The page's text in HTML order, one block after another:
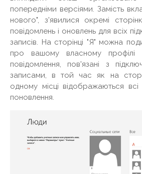
попередніми версіями. Замість
нового", з'явилися окремі
повідомлень і оновлень для всіх
записів. На сторінці "Я" можна
про вашому власному профілі
повідомлення, пов'язані з
записами, в той час як на
одному місці відображаються всі
поновлення.